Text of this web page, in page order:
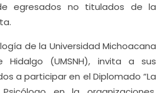
egresados no titulados de la
de la Universidad Michoacana
(UMSNH), invita a sus
a participar en el Diplomado “La